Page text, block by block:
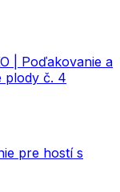
| Poďakovanie a
plody č. 4
pre hostí s